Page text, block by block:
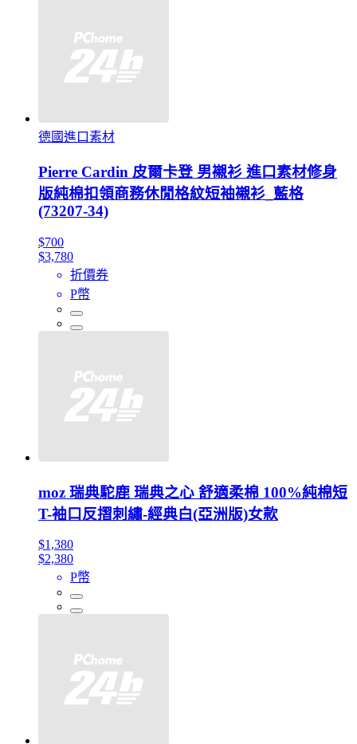
德國進口素材
Pierre Cardin 皮爾卡登 男襯衫 進口素材修身
版純棉扣領商務休閒格紋短袖襯衫_藍格
(73207-34)
$700
$3,780
折價券
P幣
moz 瑞典駝鹿 瑞典之心 舒適柔棉 100%純棉短
T-袖口反摺刺繡-經典白(亞洲版)女款
$1,380
$2,380
P幣